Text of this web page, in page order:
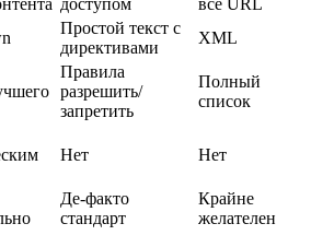
доступом
все URL
Простой текст с
директивами
XML
Правила
разрешить/
запретить
Полный
список
Нет Нет
Де-факто
стандарт
Крайне
желателен